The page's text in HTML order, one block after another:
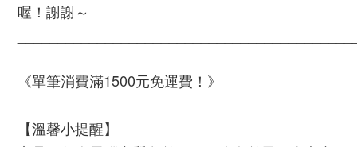
喔！謝謝～
《單筆消費滿1500元免運費！》
【溫馨小提醒】